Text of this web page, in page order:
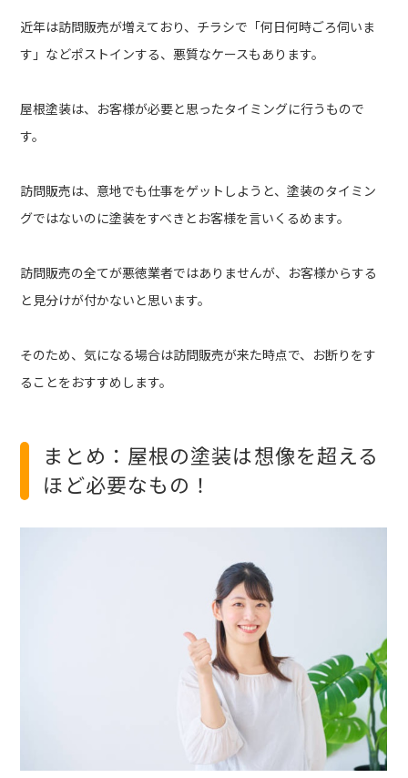
近年は訪問販売が増えており、チラシで「何日何時ごろ伺いま
す」などポストインする、悪質なケースもあります。
屋根塗装は、お客様が必要と思ったタイミングに行うもので
す。
訪問販売は、意地でも仕事をゲットしようと、塗装のタイミン
グではないのに塗装をすべきとお客様を言いくるめます。
訪問販売の全てが悪徳業者ではありませんが、お客様からする
と見分けが付かないと思います。
そのため、気になる場合は訪問販売が来た時点で、お断りをす
ることをおすすめします。
まとめ：屋根の塗装は想像を超える
ほど必要なもの！